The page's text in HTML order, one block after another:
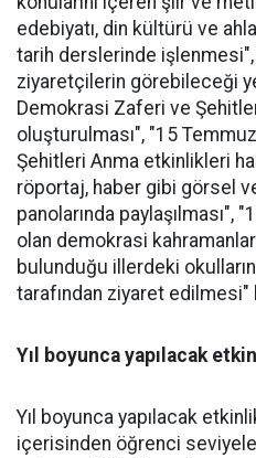
edebiyatı, din kültürü ve
tarih derslerinde
ziyaretçilerin görebileceği
Demokrasi Zaferi ve
oluşturulması", "15
Şehitleri Anma etkinlikleri
röportaj, haber gibi görsel ve
panolarında paylaşılması",
olan demokrasi
bulunduğu illerdeki
tarafından ziyaret edilmesi"
Yıl boyunca yapılacak
Yıl boyunca yapılacak
içerisinden öğrenci